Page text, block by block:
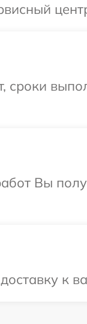
сроки
Вы
к